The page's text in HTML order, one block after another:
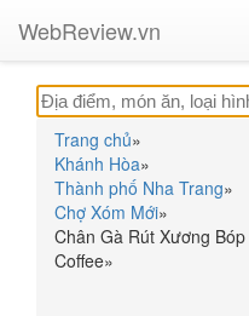
WebReview.vn
Trang chủ»
Khánh Hòa»
Thành phố Nha Trang»
Chợ Xóm Mới»
Chân Gà Rút Xương
Coffee»